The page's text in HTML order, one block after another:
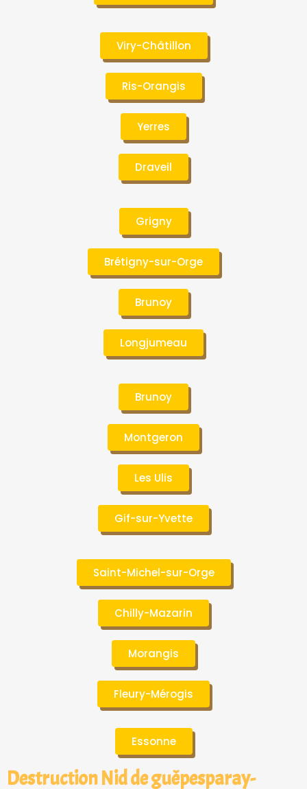
Viry-Châtillon
Ris-Orangis
Yerres
Draveil
Grigny
Brétigny-sur-Orge
Brunoy
Longjumeau
Brunoy
Montgeron
Les Ulis
Gif-sur-Yvette
Saint-Michel-sur-Orge
Chilly-Mazarin
Morangis
Fleury-Mérogis
Essonne
Destruction Nid de guêpesparay-